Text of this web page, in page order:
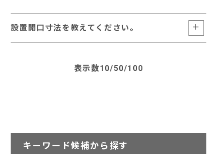
設置開口寸法を教えてください。
表示数10/50/100
キーワード候補から探す